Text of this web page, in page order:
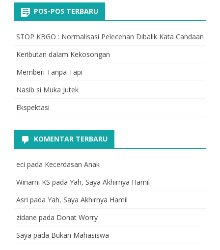
POS-POS TERBARU
STOP KBGO : Normalisasi Pelecehan Dibalik Kata Candaan
Keributan dalam Kekosongan
Memberi Tanpa Tapi
Nasib si Muka Jutek
Ekspektasi
KOMENTAR TERBARU
eci pada Kecerdasan Anak
Winarni KS pada Yah, Saya Akhirnya Hamil
Asri pada Yah, Saya Akhirnya Hamil
zidane pada Donat Worry
Saya pada Bukan Mahasiswa